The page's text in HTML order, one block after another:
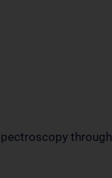
through